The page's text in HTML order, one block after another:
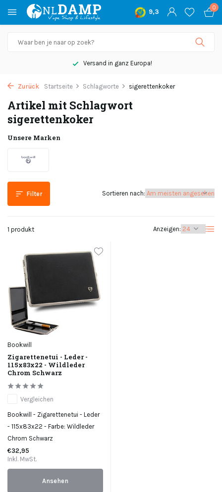
9,3
0
Versand in ganz Europa!
Zurück Startseite Schlagworte sigerettenkoker
Artikel mit Schlagwort
sigerettenkoker
Unsere Marken
Filter
1 produkt Anzeigen:
Sortieren nach:
Bookwill
Zigarettenetui - Leder -
115x83x22 - Wildleder
Chrom Schwarz
Vergleichen
Bookwill - Zigarettenetui - Leder
- 115x83x22 - Farbe: Wildleder
Chrom Schwarz
€32,95
Inkl. MwSt.
Ansehen